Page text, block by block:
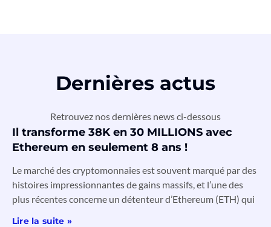
Dernières actus
Retrouvez nos dernières news ci-dessous
Il transforme 38K en 30 MILLIONS avec
Ethereum en seulement 8 ans !
Le marché des cryptomonnaies est souvent marqué par des
histoires impressionnantes de gains massifs, et l’une des
plus récentes concerne un détenteur d’Ethereum (ETH) qui
Lire la suite »